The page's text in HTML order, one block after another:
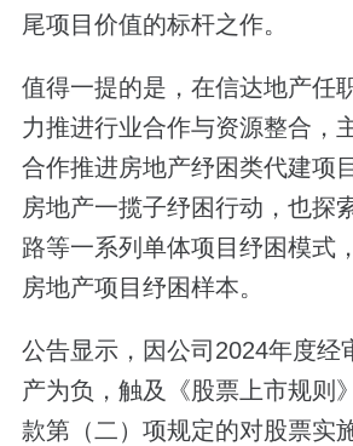
尾项目价值的标杆之作。
值得一提的是，在信达地产任
力推进行业合作与资源整合，
合作推进房地产纾困类代建项
房地产一揽子纾困行动，也探
路等一系列单体项目纾困模式
房地产项目纾困样本。
公告显示，因公司2024年度经
产为负，触及《股票上市规则
款第（二）项规定的对股票实